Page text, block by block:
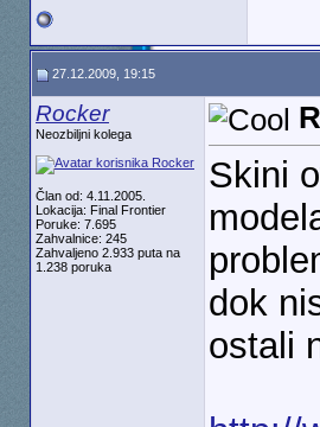
27.12.2009, 19:15
Rocker
Neozbiljni kolega
Član od: 4.11.2005.
Lokacija: Final Frontier
Poruke: 7.695
Zahvalnice: 245
Zahvaljeno 2.933 puta na
1.238 poruka
Skini
dok
ostali